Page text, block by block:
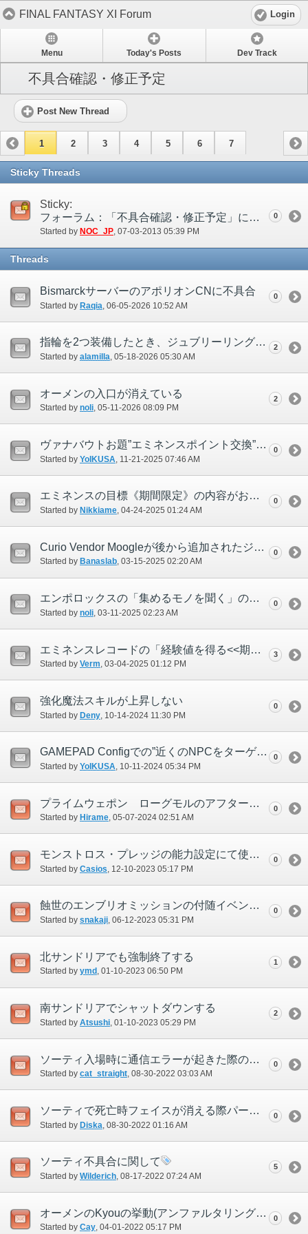
FINAL FANTASY XI Forum Login
Menu Today's Posts Dev Track
不具合確認・修正予定
Post New Thread
1 2 3 4 5 6 7
Sticky Threads
Sticky:
フォーラム：「不具合確認・修正予定」について
Started by NOC_JP‎, 07-03-2013 05:39 PM
0
Threads
BismarckサーバーのアポリオンCNに不具合
Started by Raqia ‎, 06-05-2026 10:52 AM
0
指輪を2つ装備したとき、ジュブリーリングの「戦闘・魔法スキル上昇値+100%」が正常に機能しない
Started by alamilla‎, 05-18-2026 05:30 AM
2
オーメンの入口が消えている
Started by noli‎, 05-11-2026 08:09 PM
2
ヴァナバウトお題”エミネンスポイント交換”の取得プローディットが記載されているものと異なっている
Started by YoIKUSA ‎, 11-21-2025 07:46 AM
0
エミネンスの目標《期間限定》の内容がおかしかった
Started by Nikkiame‎, 04-24-2025 01:24 AM
0
Curio Vendor Moogleが後から追加されたジョブのリンバス素材を販売していない
Started by Banaslab‎, 03-15-2025 02:20 AM
0
エンポロックスの「集めるモノを聞く」の内容がおかしい
Started by noli ‎, 03-11-2025 02:23 AM
0
エミネンスレコードの「経験値を得る<<期間限定>>」
Started by Verm‎, 03-04-2025 01:12 PM
3
強化魔法スキルが上昇しない
Started by Deny ‎, 10-14-2024 11:30 PM
0
GAMEPAD Configでの”近くのNPCをターゲット”の内容が、F8キーで使用できる/targetnpcと異なっている
Started by YoIKUSA‎, 10-11-2024 05:34 PM
0
プライムウェポン ローグモルのアフターマス「ケアル回復量+」の効果について
Started by Hirame‎, 05-07-2024 02:51 AM
0
モンストロス・プレッジの能力設定にて使用中Costが0表示
Started by Casios ‎, 12-10-2023 05:17 PM
0
蝕世のエンブリオミッションの付随イベントの消された記憶の再生でDancing Wolfだけ再生できない
Started by snakaji‎, 06-12-2023 05:31 PM
0
北サンドリアでも強制終了する
Started by ymd ‎, 01-10-2023 06:50 PM
1
南サンドリアでシャットダウンする
Started by Atsushi ‎, 01-10-2023 05:29 PM
2
ソーティ入場時に通信エラーが起きた際の複数の不具合について
Started by cat_straight‎, 08-30-2022 03:03 AM
0
ソーティで死亡時フェイスが消える際パーティリストから消えない。また再呼び出しすると姿が見えない等。
Started by Diska ‎, 08-30-2022 01:16 AM
0
ソーティ不具合に関して
Started by Wilderich‎, 08-17-2022 07:24 AM
5
オーメンのKyouの挙動(アンファルタリングブラバード)について
Started by Cay‎, 04-01-2022 05:17 PM
0